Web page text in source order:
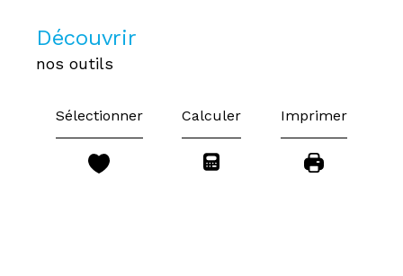
découvrir
nos outils
Sélectionner Calculer Imprimer